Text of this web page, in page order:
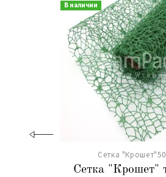
В наличии
Сетка
Сетка "Крошет"